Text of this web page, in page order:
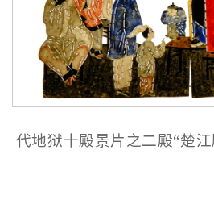
代地狱十殿景片之二殿“楚江